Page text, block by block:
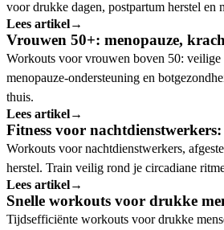
voor drukke dagen, postpartum herstel en
Lees artikel→
Vrouwen 50+: menopauze,
Workouts voor vrouwen boven 50: veilige
menopauze-ondersteuning en
thuis.
Lees artikel→
Fitness voor
Workouts voor nachtdienstwerkers,
herstel. Train veilig rond je circadiane
Lees artikel→
Snelle workouts voor drukke
Tijdsefficiënte workouts voor drukke